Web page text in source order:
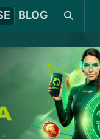
BLOG